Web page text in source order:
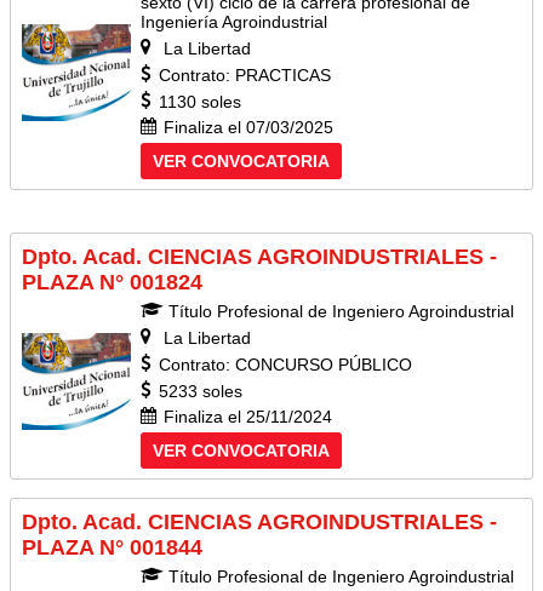
Ingeniería Agroindustrial
La Libertad
Contrato: PRACTICAS
1130 soles
Finaliza el 07/03/2025
VER CONVOCATORIA
Dpto. Acad. CIENCIAS AGROINDUSTRIALES -
PLAZA N° 001824
Título Profesional de Ingeniero Agroindustrial
La Libertad
Contrato: CONCURSO PÚBLICO
5233 soles
Finaliza el 25/11/2024
VER CONVOCATORIA
Dpto. Acad. CIENCIAS AGROINDUSTRIALES -
PLAZA N° 001844
Título Profesional de Ingeniero Agroindustrial